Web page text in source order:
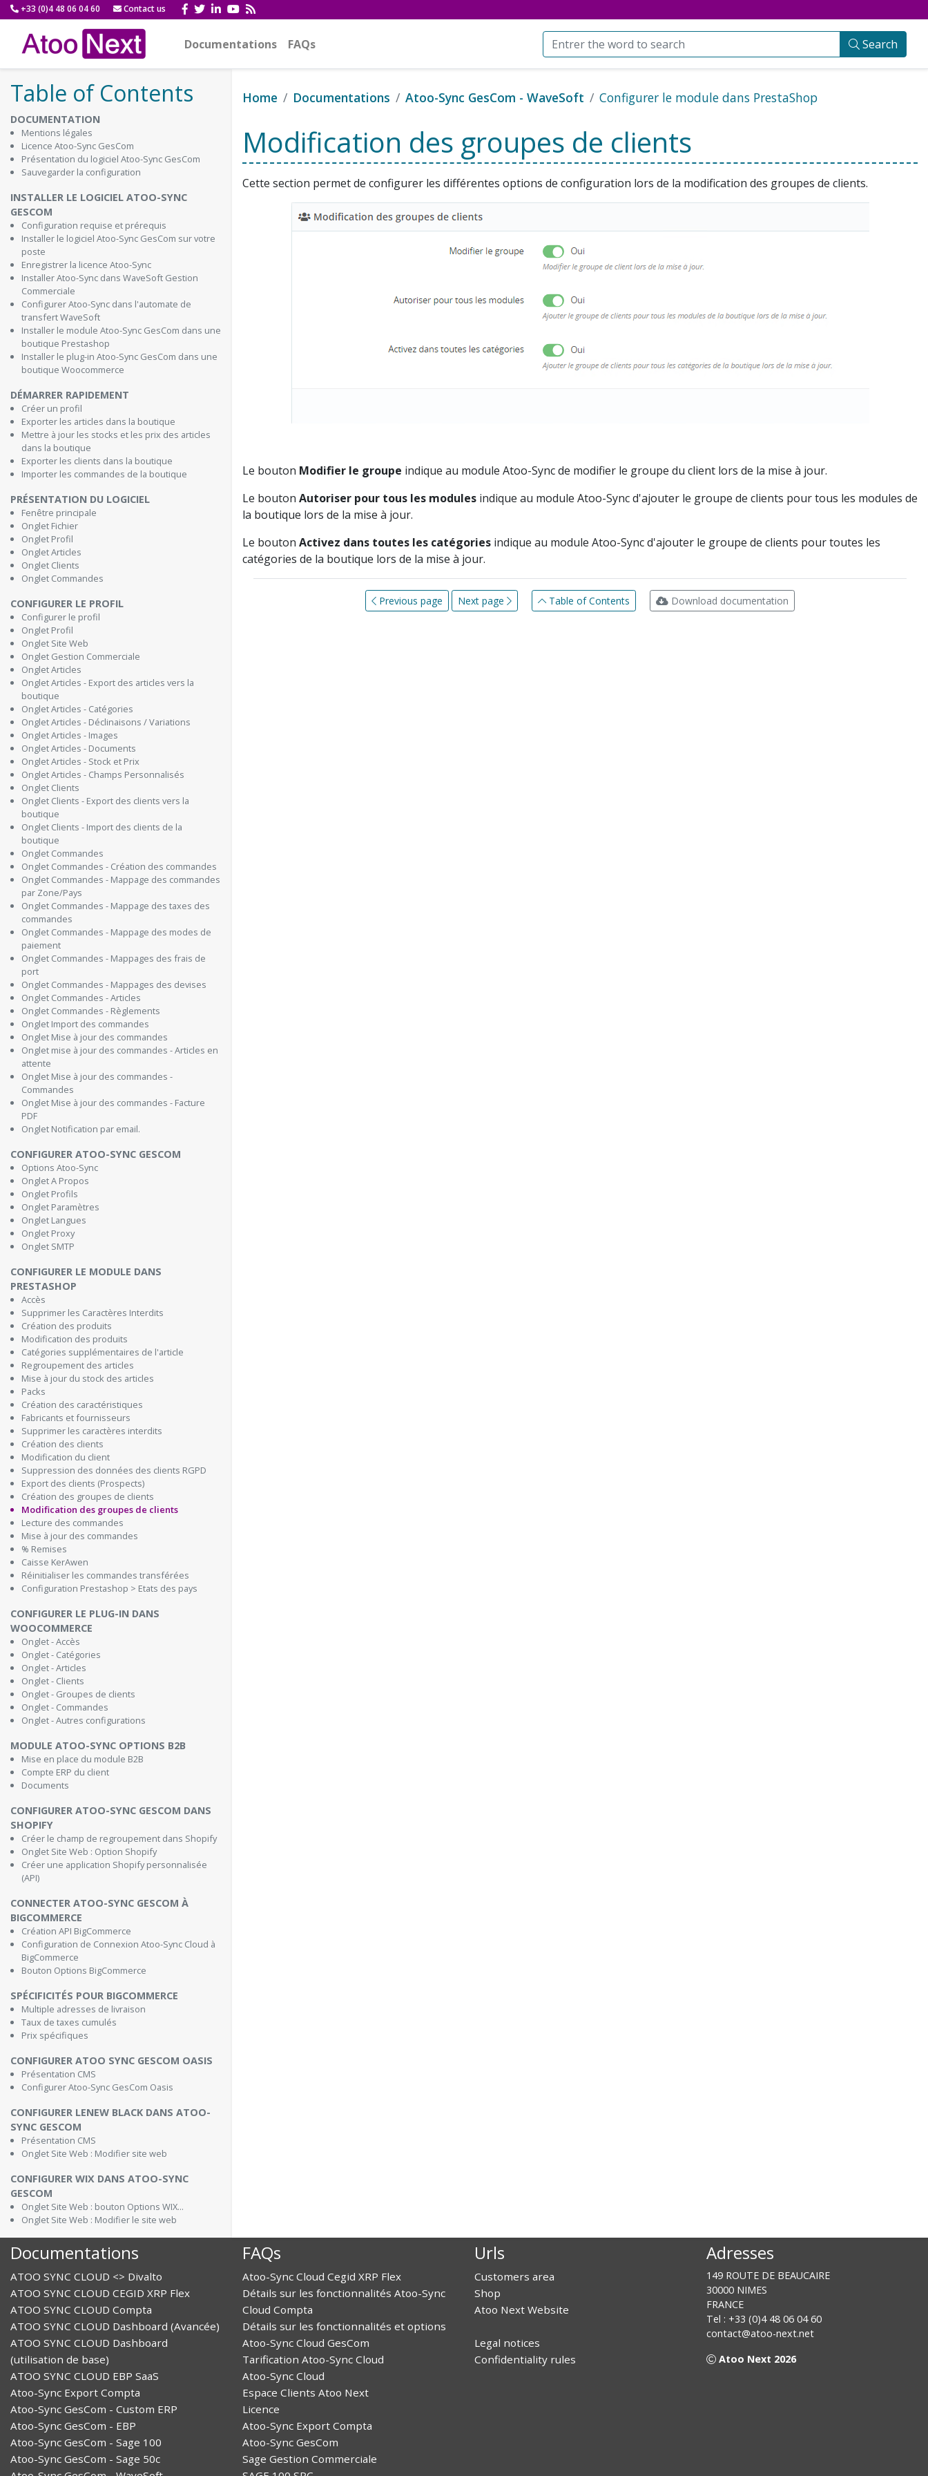
+33 (0)4 48 06 04 60 Contact us
Documentations FAQs Search
Table of Contents
DOCUMENTATION
Mentions légales
Licence Atoo-Sync GesCom
Présentation du logiciel Atoo-Sync GesCom
Sauvegarder la configuration
INSTALLER LE LOGICIEL ATOO-SYNC
GESCOM
Configuration requise et prérequis
Installer le logiciel Atoo-Sync GesCom sur votre
poste
Enregistrer la licence Atoo-Sync
Installer Atoo-Sync dans WaveSoft Gestion
Commerciale
Configurer Atoo-Sync dans l'automate de
transfert WaveSoft
Installer le module Atoo-Sync GesCom dans une
boutique Prestashop
Installer le plug-in Atoo-Sync GesCom dans une
boutique Woocommerce
DÉMARRER RAPIDEMENT
Créer un profil
Exporter les articles dans la boutique
Mettre à jour les stocks et les prix des articles
dans la boutique
Exporter les clients dans la boutique
Importer les commandes de la boutique
PRÉSENTATION DU LOGICIEL
Fenêtre principale
Onglet Fichier
Onglet Profil
Onglet Articles
Onglet Clients
Onglet Commandes
CONFIGURER LE PROFIL
Configurer le profil
Onglet Profil
Onglet Site Web
Onglet Gestion Commerciale
Onglet Articles
Onglet Articles - Export des articles vers la
boutique
Onglet Articles - Catégories
Onglet Articles - Déclinaisons / Variations
Onglet Articles - Images
Onglet Articles - Documents
Onglet Articles - Stock et Prix
Onglet Articles - Champs Personnalisés
Onglet Clients
Onglet Clients - Export des clients vers la
boutique
Onglet Clients - Import des clients de la
boutique
Onglet Commandes
Onglet Commandes - Création des commandes
Onglet Commandes - Mappage des commandes
par Zone/Pays
Onglet Commandes - Mappage des taxes des
commandes
Onglet Commandes - Mappage des modes de
paiement
Onglet Commandes - Mappages des frais de
port
Onglet Commandes - Mappages des devises
Onglet Commandes - Articles
Onglet Commandes - Règlements
Onglet Import des commandes
Onglet Mise à jour des commandes
Onglet mise à jour des commandes - Articles en
attente
Onglet Mise à jour des commandes -
Commandes
Onglet Mise à jour des commandes - Facture
PDF
Onglet Notification par email.
CONFIGURER ATOO-SYNC GESCOM
Options Atoo-Sync
Onglet A Propos
Onglet Profils
Onglet Paramètres
Onglet Langues
Onglet Proxy
Onglet SMTP
CONFIGURER LE MODULE DANS
PRESTASHOP
Accès
Supprimer les Caractères Interdits
Création des produits
Modification des produits
Catégories supplémentaires de l'article
Regroupement des articles
Mise à jour du stock des articles
Packs
Création des caractéristiques
Fabricants et fournisseurs
Supprimer les caractères interdits
Création des clients
Modification du client
Suppression des données des clients RGPD
Export des clients (Prospects)
Création des groupes de clients
Modification des groupes de clients
Lecture des commandes
Mise à jour des commandes
% Remises
Caisse KerAwen
Réinitialiser les commandes transférées
Configuration Prestashop > Etats des pays
CONFIGURER LE PLUG-IN DANS
WOOCOMMERCE
Onglet - Accès
Onglet - Catégories
Onglet - Articles
Onglet - Clients
Onglet - Groupes de clients
Onglet - Commandes
Onglet - Autres configurations
MODULE ATOO-SYNC OPTIONS B2B
Mise en place du module B2B
Compte ERP du client
Documents
CONFIGURER ATOO-SYNC GESCOM DANS
SHOPIFY
Créer le champ de regroupement dans Shopify
Onglet Site Web : Option Shopify
Créer une application Shopify personnalisée
(API)
CONNECTER ATOO-SYNC GESCOM À
BIGCOMMERCE
Création API BigCommerce
Configuration de Connexion Atoo-Sync Cloud à
BigCommerce
Bouton Options BigCommerce
SPÉCIFICITÉS POUR BIGCOMMERCE
Multiple adresses de livraison
Taux de taxes cumulés
Prix spécifiques
CONFIGURER ATOO SYNC GESCOM OASIS
Présentation CMS
Configurer Atoo-Sync GesCom Oasis
CONFIGURER LENEW BLACK DANS ATOO-
SYNC GESCOM
Présentation CMS
Onglet Site Web : Modifier site web
CONFIGURER WIX DANS ATOO-SYNC
GESCOM
Onglet Site Web : bouton Options WIX...
Onglet Site Web : Modifier le site web
Home Documentations Atoo-Sync GesCom - WaveSoft Configurer le module dans PrestaShop
Modification des groupes de clients
Cette section permet de configurer les différentes options de configuration lors de la modification des groupes de clients.
Le bouton Modifier le groupe indique au module Atoo-Sync de modifier le groupe du client lors de la mise à jour.
Le bouton Autoriser pour tous les modules indique au module Atoo-Sync d'ajouter le groupe de clients pour tous les modules de
la boutique lors de la mise à jour.
Le bouton Activez dans toutes les catégories indique au module Atoo-Sync d'ajouter le groupe de clients pour toutes les
catégories de la boutique lors de la mise à jour.
Previous page Next page Table of Contents Download documentation
Documentations
ATOO SYNC CLOUD <> Divalto
ATOO SYNC CLOUD CEGID XRP Flex
ATOO SYNC CLOUD Compta
ATOO SYNC CLOUD Dashboard (Avancée)
ATOO SYNC CLOUD Dashboard
(utilisation de base)
ATOO SYNC CLOUD EBP SaaS
Atoo-Sync Export Compta
Atoo-Sync GesCom - Custom ERP
Atoo-Sync GesCom - EBP
Atoo-Sync GesCom - Sage 100
Atoo-Sync GesCom - Sage 50c
FAQs
Atoo-Sync Cloud Cegid XRP Flex
Détails sur les fonctionnalités Atoo-Sync
Cloud Compta
Détails sur les fonctionnalités et options
Atoo-Sync Cloud GesCom
Tarification Atoo-Sync Cloud
Atoo-Sync Cloud
Espace Clients Atoo Next
Licence
Atoo-Sync Export Compta
Atoo-Sync GesCom
Sage Gestion Commerciale
Urls
Customers area
Shop
Atoo Next Website
Legal notices
Confidentiality rules
Adresses
149 ROUTE DE BEAUCAIRE
30000 NIMES
FRANCE
Tel : +33 (0)4 48 06 04 60
contact@atoo-next.net
Atoo Next 2026